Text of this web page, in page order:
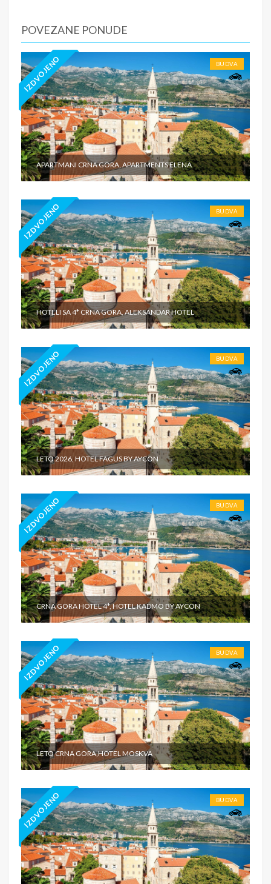
POVEZANE PONUDE
IZDVOJENO BUDVA
APARTMANI CRNA GORA, APARTMENTS ELENA
IZDVOJENO BUDVA
HOTELI SA 4* CRNA GORA, ALEKSANDAR HOTEL
IZDVOJENO BUDVA
LETO 2026, HOTEL FAGUS BY AYCON
IZDVOJENO BUDVA
CRNA GORA HOTEL 4*, HOTEL KADMO BY AYCON
IZDVOJENO BUDVA
LETO CRNA GORA,HOTEL MOSKVA
IZDVOJENO BUDVA